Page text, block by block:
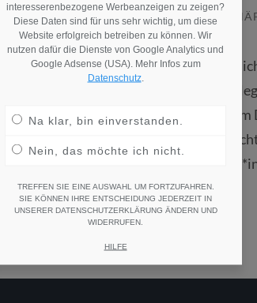
13. JULI 2015 / MAJA ROEDENBECK
Neue Arbeitszeitmodelle oder neue
im Personalmarketing. Gerade in der
Gesundheitseinrichtungen noch starr
anderen Modell hat man darum sehr
Arbeitgebern abzuheben und
Weiterlesen
interesserenbezogene Werbeanzeigen zu zeigen?
Diese Daten sind für uns sehr wichtig, um diese
Website erfolgreich betreiben zu können. Wir
nutzen dafür die Dienste von Google Analytics und
Google Adsense (USA). Mehr Infos zum
Datenschutz.
Na klar, bin einverstanden.
Nein, das möchte ich nicht.
TREFFEN SIE EINE AUSWAHL UM FORTZUFAHREN.
SIE KÖNNEN IHRE ENTSCHEIDUNG JEDERZEIT IN
UNSERER DATENSCHUTZERKLÄRUNG ÄNDERN UND
WIDERRUFEN.
HILFE